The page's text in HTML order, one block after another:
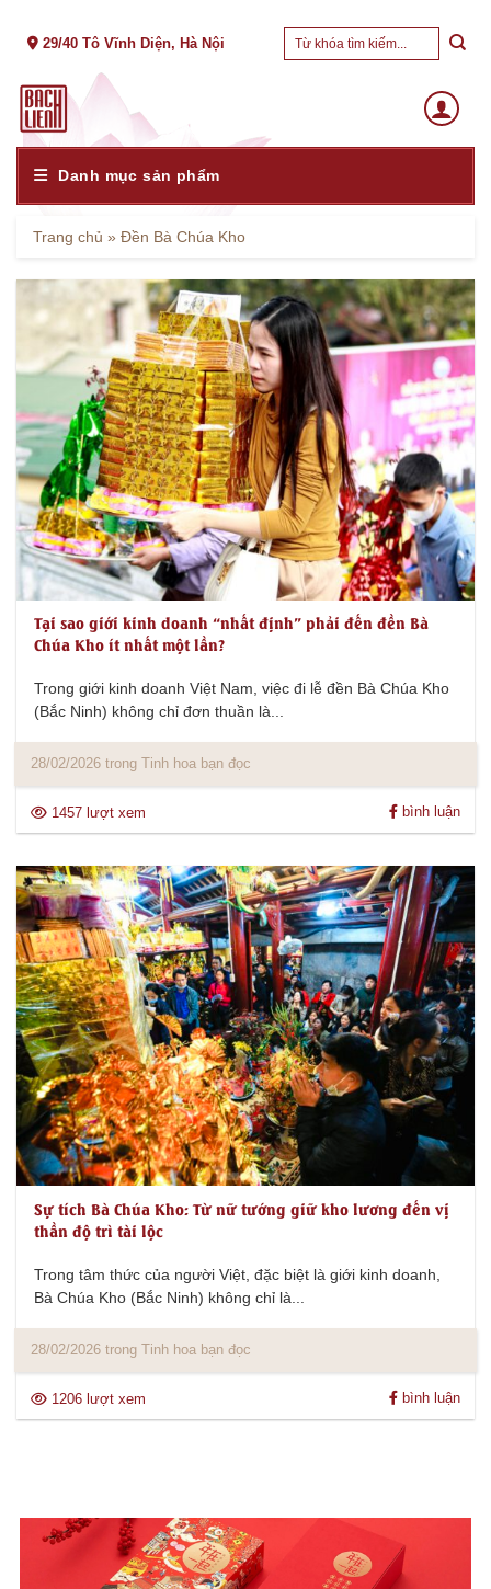
29/40 Tô Vĩnh Diện, Hà Nội
Tìm
Danh mục sản phẩm
Trang chủ » Đền Bà Chúa Kho
Tại sao giới kinh doanh “nhất định” phải đến đền Bà
Chúa Kho ít nhất một lần?
Trong giới kinh doanh Việt Nam, việc đi lễ đền Bà Chúa Kho
(Bắc Ninh) không chỉ đơn thuần là...
28/02/2026 trong Tinh hoa bạn đọc
1457 lượt xem bình luận
Sự tích Bà Chúa Kho: Từ nữ tướng giữ kho lương đến vị
thần độ trì tài lộc
Trong tâm thức của người Việt, đặc biệt là giới kinh doanh,
Bà Chúa Kho (Bắc Ninh) không chỉ là...
28/02/2026 trong Tinh hoa bạn đọc
1206 lượt xem bình luận